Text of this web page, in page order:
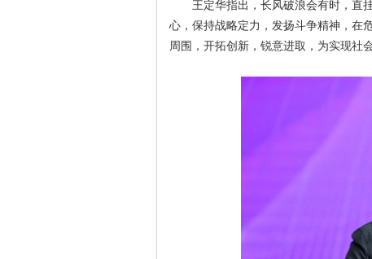
王定华指出，长风破浪会有时，直
心，保持战略定力，发扬斗争精神，在
周围，开拓创新，锐意进取，为实现社